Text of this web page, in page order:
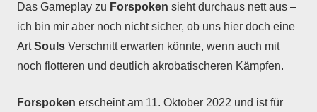
Das Gameplay zu Forspoken sieht durchaus nett aus –
ich bin mir aber noch nicht sicher, ob uns hier doch eine
ArtSouls Verschnitt erwarten könnte, wenn auch mit
noch flotteren und deutlich akrobatischeren Kämpfen.
Forspoken erscheint am 11. Oktober 2022 und ist für